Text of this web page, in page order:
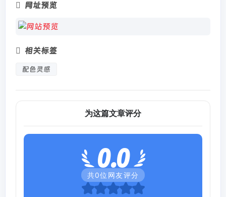
网址预览
相关标签
配色灵感
为这篇文章评分
0.0
共0位网友评分